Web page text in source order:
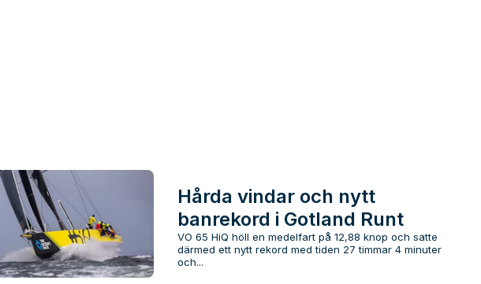
Hårda vindar och nytt
banrekord i Gotland Runt
VO 65 HiQ höll en medelfart på 12,88 knop och satte
därmed ett nytt rekord med tiden 27 timmar 4 minuter
och...